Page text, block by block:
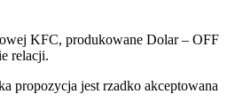
KFC, produkowane Dolar – OFF
relacji.
propozycja jest rzadko akceptowana